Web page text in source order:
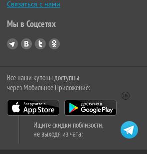
Связаться с нами
Мы в Соцсетях
Все наши купоны доступны
через Мобильное Приложение:
Ищите скидки поблизости,
не выходя из чата: